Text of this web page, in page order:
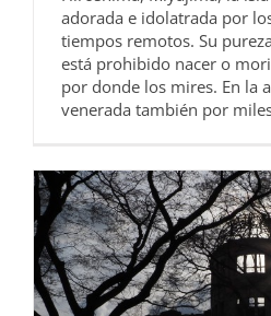
adorada e idolatrada por
tiempos remotos. Su
está prohibido nacer o
por donde los mires. En la
venerada también por